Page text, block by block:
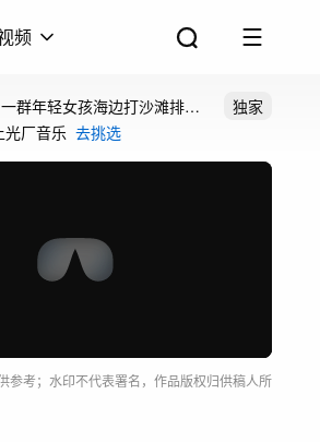
频
一群年轻女孩海边打沙滩排球
青春运动友谊
独家
光厂音乐 去挑选
参考；水印不代表署名，作品版权归供稿人所